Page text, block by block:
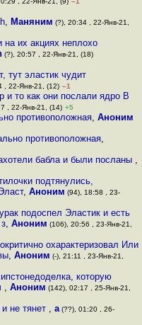
, Маняним (?), 20:34 , 22-Янв-21,
их акциях неплохо
(?), 20:57 , 22-Янв-21, (18)
тут эластик чудит
, 22-Янв-21, (12) –1
и то как они послали ядро В
, 22-Янв-21, (14) +5
противоположная, Аноним
противоположная,
бабла и были посланы ,
подтянулись,
, Аноним (94), 18:58 , 23-
подоспел Эластик и есть
, Аноним (106), 20:56 , 23-Янв-21,
охарактеризовал Или
,Аноним (-), 21:11 , 23-Янв-21,
которую
, Аноним (142), 02:17 , 25-Янв-21,
не тянет , a(??), 01:20 , 26-